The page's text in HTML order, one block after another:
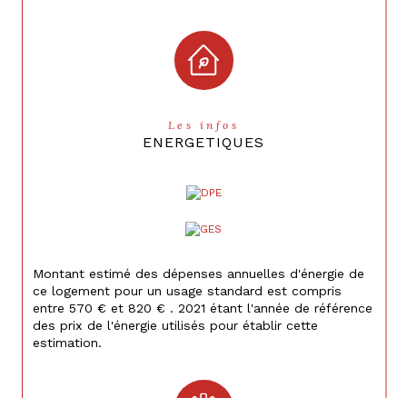
Les infos
ENERGETIQUES
Montant estimé des dépenses annuelles d'énergie de
ce logement pour un usage standard est compris
entre 570 € et 820 € . 2021 étant l'année de référence
des prix de l'énergie utilisés pour établir cette
estimation.